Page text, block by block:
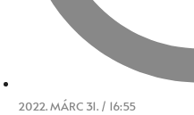
2022. MÁRC 31. / 16:55